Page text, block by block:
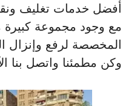
أفضل خدمات تغليف
مع وجود مجموعة كبيرة
المخصصة لرفع وإنزال
وكن مطمئنا واتصل بنا